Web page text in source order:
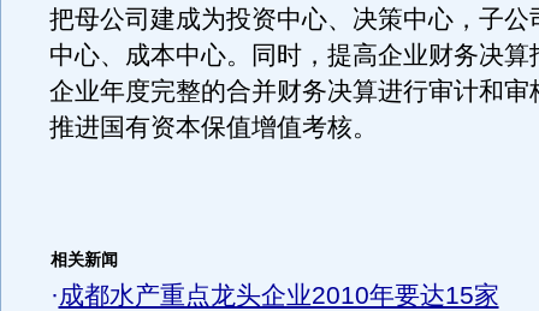
把母公司建成为投资中心、决策中心，子公
中心、成本中心。同时，提高企业财务决算
企业年度完整的合并财务决算进行审计和审
推进国有资本保值增值考核。
相关新闻
·成都水产重点龙头企业2010年要达15家